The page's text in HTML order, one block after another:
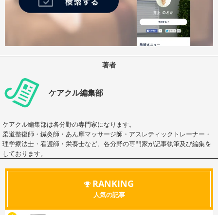
著者
ケアクル編集部
ケアクル編集部は各分野の専門家になります。
柔道整復師・鍼灸師・あん摩マッサージ師・アスレティックトレーナー・
理学療法士・看護師・栄養士など、各分野の専門家が記事執筆及び編集を
しております。
RANKING
人気の記事